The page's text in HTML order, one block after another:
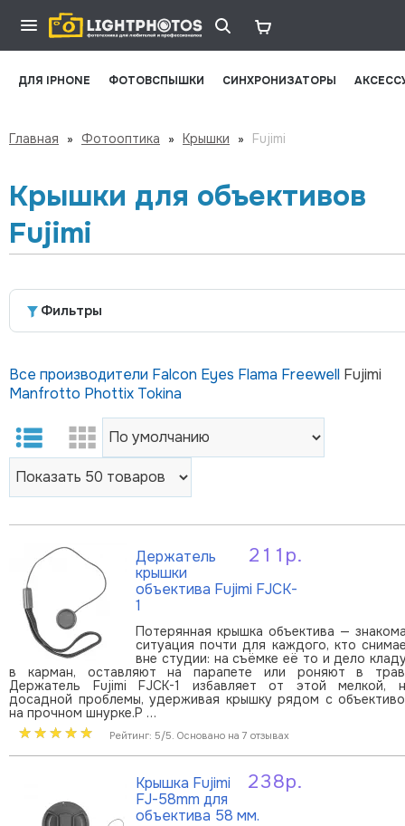
ДЛЯ IPHONE ФОТОВСПЫШКИ СИНХРОНИЗАТОРЫ
Главная » Фотооптика » Крышки » Fujimi
Крышки для объективов
Fujimi
Фильтры
Все производители Falcon Eyes Flama Freewell Fujimi
Manfrotto Phottix Tokina
211р.
Держатель
крышки
объектива Fujimi FJCK-
1
Потерянная крышка объектива —
ситуация почти для каждого, кто
вне студии: на съёмке её то и дело
в карман, оставляют на парапете или роняют в
Держатель Fujimi FJCK-1 избавляет от этой мелкой,
досадной проблемы, удерживая крышку рядом с
на прочном шнурке.Р …
Рейтинг: 5/5. Основано на 7 отзывах
238р.
Крышка Fujimi
FJ-58mm для
объектива 58 мм.